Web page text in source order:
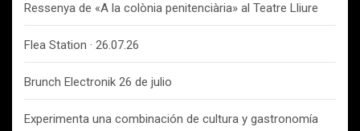
Ressenya de «A la colònia penitenciària» al Teatre Lliure
Flea Station · 26.07.26
Brunch Electronik 26 de julio
Experimenta una combinación de cultura y gastronomía